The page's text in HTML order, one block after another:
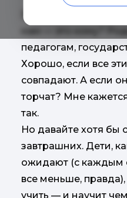
нам — это кому?
педагогам,
Хорошо, если все
совпадают. А если
торчат? Мне
так.
Но давайте хотя бы
завтрашних. Дети,
ожидают (с каждым
все меньше,
учить — и научит